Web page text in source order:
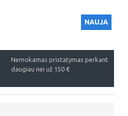
NAUJA
Nemokamas pristatymas perkant
daugiau nei už 150 €